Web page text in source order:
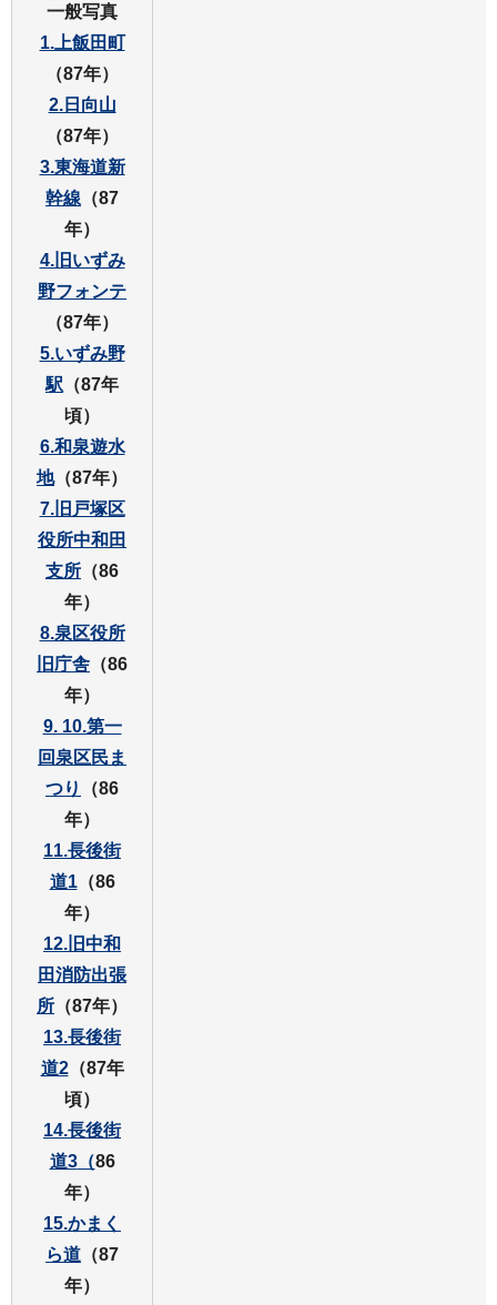
一般写真
1.上飯田町
（87年）
2.日向山
（87年）
3.東海道新
幹線 （87
年）
4.旧いずみ
野フォンテ
（87年）
5.いずみ野
駅 （87年
頃）
6.和泉遊水
地（87年）
7.旧戸塚区
役所中和田
支所 （86
年）
8.泉区役所
旧庁舎 （86
年）
9. 10.第一
回泉区民ま
つり
（86
年）
11.長後街
道1（86
年）
12.旧中和
田消防出張
所 （87年）
13.長後街
道2（87年
頃）
14.長後街
道3（86
年）
15.かまく
ら道 （87
年）